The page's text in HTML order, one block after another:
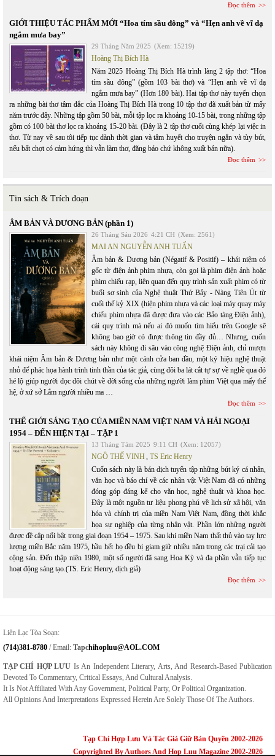
Đọc thêm
GIỚI THIỆU TÁC PHẨM MỚI “Hoa tím sầu đông” và “Hẹn anh về vĩ dạ
ngắm mưa bay”
29 Tháng Năm 2025 (Xem: 15219)
Hoàng Thị Bích Hà
Năm 2025 Hoàng Thị Bích Hà trình làng 2 tập thơ: “Hoa
tím sầu đông” (gồm 103 bài thơ) và “Hẹn anh về vĩ dạ
ngắm mưa bay” (Hơn 180 bài). Hai tập thơ này tuyển chọn
ra những bài thơ tâm đắc của Hoàng Thị Bích Hà trong 10 tập thơ đã xuất bản từ mấy
năm trước đây. Những tập gồm 50 bài, mỗi tập lọc ra khoảng 10-15 bài, trong những tập
gồm có 100 bài thơ lọc ra khoảng 15-20 bài. (Đây là 2 tập thơ cuối cùng khép lại việc in
thơ. Từ nay về sau tôi tiếp tục dành thời gian và tâm huyết cho truyện ngắn và tùy bút,
nếu bất chợt có cảm hứng thì vẫn làm thơ, đăng báo chứ không xuất bản nữa).
Đọc thêm
Tin sách & Trích đoạn
ÂM BẢN VÀ DƯƠNG BẢN (phần 1)
26 Tháng Sáu 2026 4:21 CH (Xem: 2561)
MAI AN NGUYỄN ANH TUẤN
Âm bản & Dương bản (Négatif & Positif) – khái niệm có
gốc từ điện ảnh phim nhựa, còn gọi là phim điện ảnh hoặc
phim chiếu rạp, liên quan đến quy trình sản xuất phim có từ
buổi sơ sinh của Nghệ thuật Thứ Bảy - Nàng Tiên Út từ
cuối thế kỷ XIX (hiện phim nhựa và các loại máy quay máy
chiếu phim nhựa đã được đưa vào các Bảo tàng Điện ảnh),
cái quy trình mà nếu ai đó muốn tìm hiểu trên Google sẽ
không bao giờ có được thông tin đầy đủ… Nhưng, cuốn
sách này không đi sâu vào công nghệ Điện ảnh, chỉ mượn
khái niệm Âm bản & Dương bản như một cánh cửa ban đầu, một ký hiệu nghệ thuật
nhỏ để phác họa hành trình tinh thần của tác giả, cùng đôi ba lát cắt tự sự về nghề qua đó
hé lộ giúp người đọc đôi chút về đời sống của những người làm phim Việt qua mấy thế
hệ, ở xứ sở Lắm người nhiều ma …
Đọc thêm
THẾ GIỚI SÁNG TẠO CỦA MIỀN NAM VIỆT NAM VÀ HẢI NGOẠI
1954 – ĐẾN HIỆN TẠI – TẬP 1
13 Tháng Tám 2025 9:11 CH (Xem: 12057)
NGÔ THẾ VINH TS Eric Henry
Cuốn sách này là bản dịch tuyển tập những bút ký cá nhân,
văn học và báo chí về các nhân vật Việt Nam đã có những
đóng góp đáng kể cho văn học, nghệ thuật và khoa học.
Đây là một nguồn tư liệu phong phú về lịch sử xã hội, văn
hóa và chính trị của miền Nam Việt Nam, đồng thời khắc
họa sự nghiệp của từng nhân vật. Phần lớn những người
được đề cập nổi bật trong giai đoạn 1954 – 1975. Sau khi miền Nam thất thủ vào tay lực
lượng miền Bắc năm 1975, hầu hết họ đều bị giam giữ nhiều năm trong các trại cải tạo
cộng sản. Đến thập niên 1980, một số người đã sang Hoa Kỳ và đa phần vẫn tiếp tục
hoạt động sáng tạo.(TS. Eric Henry, dịch giả)
Đọc thêm
Liên Lạc Tòa Soạn:
(714)381-8780 / Email: TapcHihopluu@AOL.COM
TẠP CHÍ HỢP LƯU Is An Independent Literary, Arts, And Research-Based Publication
Devoted To Commentary, Critical Essays, And Cultural Analysis.
It Is Not Affiliated With Any Government, Political Party, Or Political Organization.
All Opinions And Interpretations Expressed Herein Are Solely Those Of The Authors.
Tạp Chí Hợp Lưu Và Tác Giả Giữ Bản Quyền 2002-2026
Copyrighted By Authors And Hop Luu Magazine 2002-2026